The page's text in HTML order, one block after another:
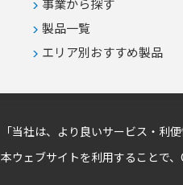
事業から探す
製品一覧
エリア別おすすめ製品
「当社は、より良いサービス・利
本ウェブサイトを利用することで